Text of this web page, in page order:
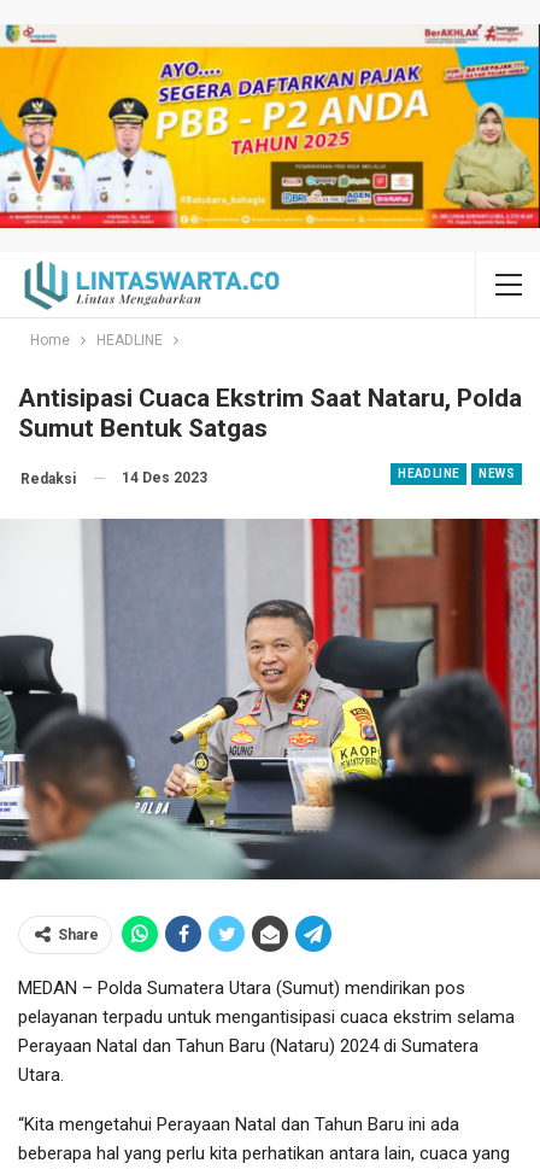
Home HEADLINE
Antisipasi Cuaca Ekstrim Saat Nataru, Polda
Sumut Bentuk Satgas
HEADLINE NEWS
Redaksi 14 Des 2023
Share
MEDAN – Polda Sumatera Utara (Sumut) mendirikan pos
pelayanan terpadu untuk mengantisipasi cuaca ekstrim selama
Perayaan Natal dan Tahun Baru (Nataru) 2024 di Sumatera
Utara.
“Kita mengetahui Perayaan Natal dan Tahun Baru ini ada
beberapa hal yang perlu kita perhatikan antara lain, cuaca yang